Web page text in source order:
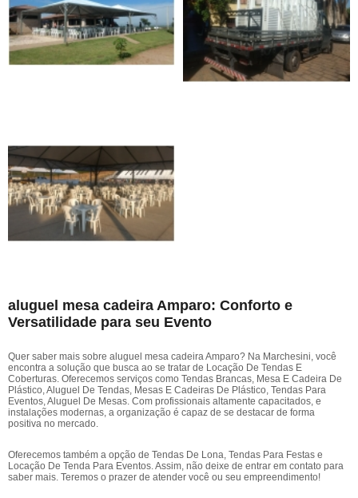
aluguel mesa cadeira Amparo: Conforto e
Versatilidade para seu Evento
Quer saber mais sobre aluguel mesa cadeira Amparo? Na Marchesini, você
encontra a solução que busca ao se tratar de Locação De Tendas E
Coberturas. Oferecemos serviços como Tendas Brancas, Mesa E Cadeira De
Plástico, Aluguel De Tendas, Mesas E Cadeiras De Plástico, Tendas Para
Eventos, Aluguel De Mesas. Com profissionais altamente capacitados, e
instalações modernas, a organização é capaz de se destacar de forma
positiva no mercado.
Oferecemos também a opção de Tendas De Lona, Tendas Para Festas e
Locação De Tenda Para Eventos. Assim, não deixe de entrar em contato para
saber mais. Teremos o prazer de atender você ou seu empreendimento!